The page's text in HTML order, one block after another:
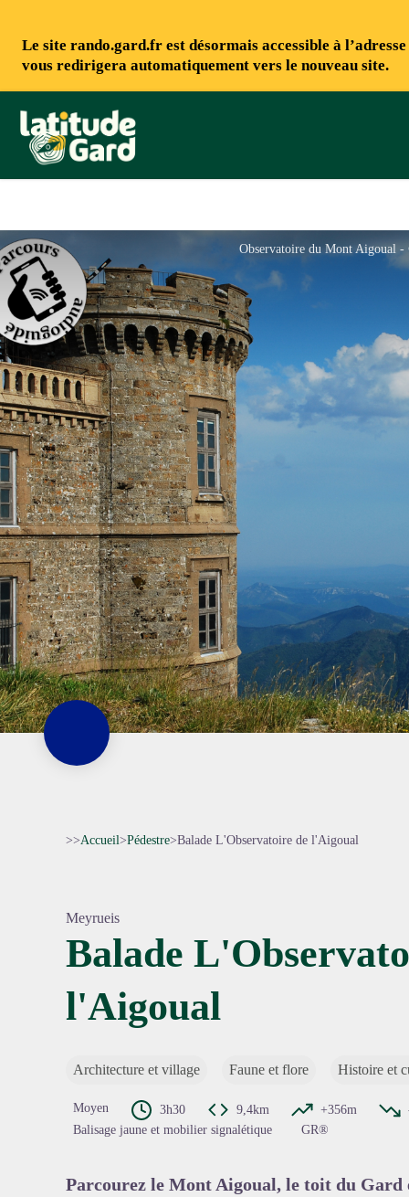
Le site rando.gard.fr est désormais accessible à l’adresse
vous redirigera automatiquement vers le nouveau site.
Rando Gard
>>Accueil>Pédestre>Balade L'Observatoire de l'Aigoual
Meyrueis
Balade
l'Aigoual
Architecture et village Faune et flore Histoire et
Moyen 3h30 9,4km +356m
Balisage jaune et mobilier signalétique
GR®
Parcourez le Mont Aigoual, le toit du Gard